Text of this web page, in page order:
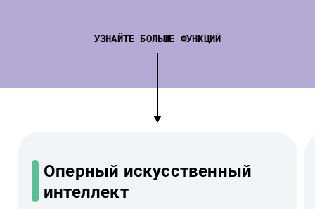
УЗНАЙТЕ БОЛЬШЕ ФУНКЦИЙ
Оперный искусственный
интеллект